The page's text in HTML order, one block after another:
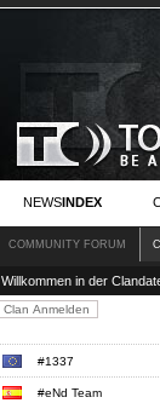
NEWSINDEX
COMMUNITY FORUM
Willkommen in der
#1337
#eNd Team